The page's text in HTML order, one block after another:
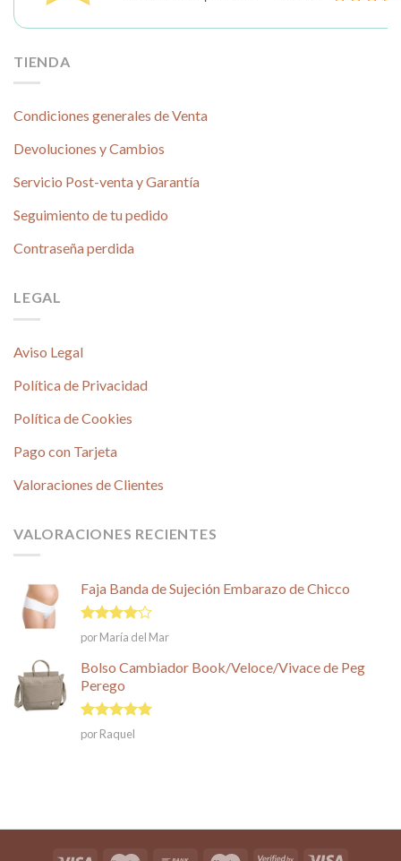
TIENDA
Condiciones generales de Venta
Devoluciones y Cambios
Servicio Post-venta y Garantía
Seguimiento de tu pedido
Contraseña perdida
LEGAL
Aviso Legal
Política de Privacidad
Política de Cookies
Pago con Tarjeta
Valoraciones de Clientes
VALORACIONES RECIENTES
Faja Banda de Sujeción Embarazo de Chicco
Valorado
en
5
por María del Mar
Bolso Cambiador Book/Veloce/Vivace de Peg
Perego
Valorado en
5
de 5
por Raquel